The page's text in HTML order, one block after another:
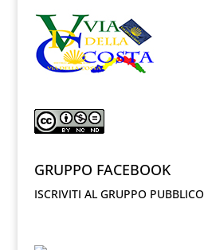
GRUPPO FACEBOOK
ISCRIVITI AL GRUPPO PUBBLICO